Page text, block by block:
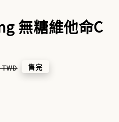
無糖維他命C
售完